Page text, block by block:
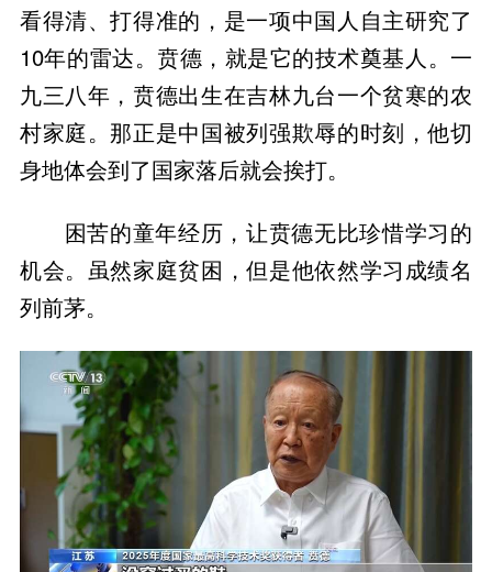
看得清、打得准的，是一项中国人自主研究了
10年的雷达。贲德，就是它的技术奠基人。一
九三八年，贲德出生在吉林九台一个贫寒的农
村家庭。那正是中国被列强欺辱的时刻，他切
身地体会到了国家落后就会挨打。
困苦的童年经历，让贲德无比珍惜学习的
机会。虽然家庭贫困，但是他依然学习成绩名
列前茅。